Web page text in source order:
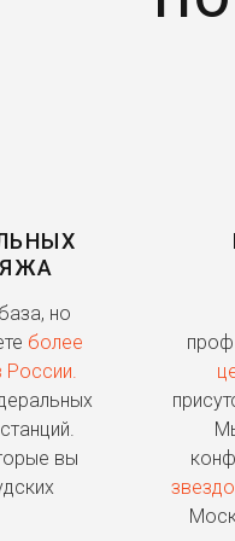
но
более
России.
вы